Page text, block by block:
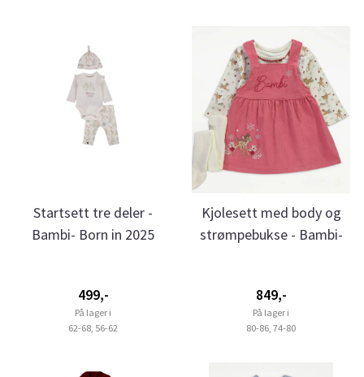
Startsett tre deler -
Bambi- Born in 2025
499,-
På lager i
62-68, 56-62
Kjolesett med body og
strømpebukse - Bambi-
849,-
På lager i
80-86, 74-80